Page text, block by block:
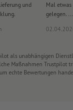
und
Mal etwas
gelegen. ...
als unabhängigen
Maßnahmen Trustpilot
echte Bewertungen